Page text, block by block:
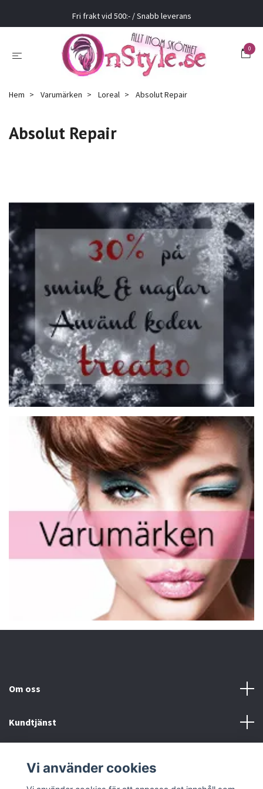
Fri frakt vid 500:- / Snabb leverans
0
Hem Varumärken Loreal Absolut Repair
Absolut Repair
Om oss
Kundtjänst
Vi använder cookies